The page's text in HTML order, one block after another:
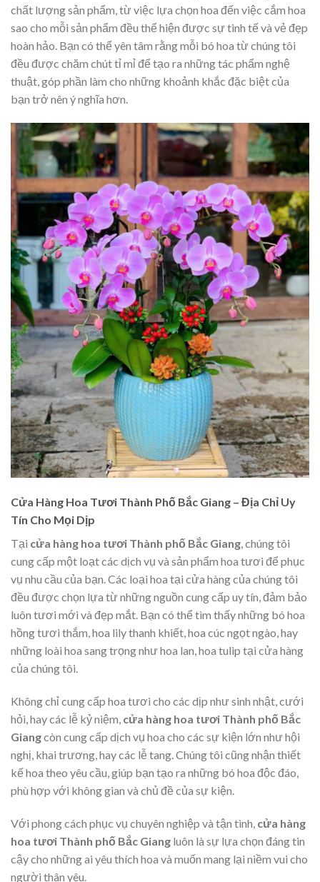
chất lượng sản phẩm, từ việc lựa chọn hoa đến việc cắm hoa
sao cho mỗi sản phẩm đều thể hiện được sự tinh tế và vẻ đẹp
hoàn hảo. Bạn có thể yên tâm rằng mỗi bó hoa từ chúng tôi
đều được chăm chút tỉ mỉ để tạo ra những tác phẩm nghệ
thuật, góp phần làm cho những khoảnh khắc đặc biệt của
bạn trở nên ý nghĩa hơn.
Cửa Hàng Hoa Tươi Thành Phố Bắc Giang – Địa Chỉ Uy
Tín Cho Mọi Dịp
Tại cửa hàng hoa tươi Thành phố Bắc Giang, chúng tôi
cung cấp một loạt các dịch vụ và sản phẩm hoa tươi để phục
vụ nhu cầu của bạn. Các loại hoa tại cửa hàng của chúng tôi
đều được chọn lựa từ những nguồn cung cấp uy tín, đảm bảo
luôn tươi mới và đẹp mắt. Bạn có thể tìm thấy những bó hoa
hồng tươi thắm, hoa lily thanh khiết, hoa cúc ngọt ngào, hay
những loài hoa sang trọng như hoa lan, hoa tulip tại cửa hàng
của chúng tôi.
Không chỉ cung cấp hoa tươi cho các dịp như sinh nhật, cưới
hỏi, hay các lễ kỷ niệm, cửa hàng hoa tươi Thành phố Bắc
Giangcòn cung cấp dịch vụ hoa cho các sự kiện lớn như hội
nghị, khai trương, hay các lễ tang. Chúng tôi cũng nhận thiết
kế hoa theo yêu cầu, giúp bạn tạo ra những bó hoa độc đáo,
phù hợp với không gian và chủ đề của sự kiện.
Với phong cách phục vụ chuyên nghiệp và tận tình, cửa hàng
hoa tươi Thành phố Bắc Giang luôn là sự lựa chọn đáng tin
cậy cho những ai yêu thích hoa và muốn mang lại niềm vui cho
người thân yêu.